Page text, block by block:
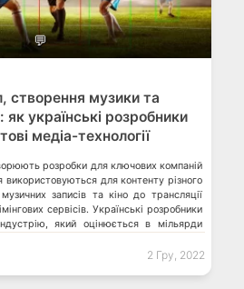
💬
створення музики та
як українські розробники
медіа-технології
розробки для ключових компаній
використовуються для контенту різного
записів та кіно до трансляції
сервісів. Українські розробники
який оцінюється в мільярди
українські відповідники GlobalLogic
2 Гру, 2022